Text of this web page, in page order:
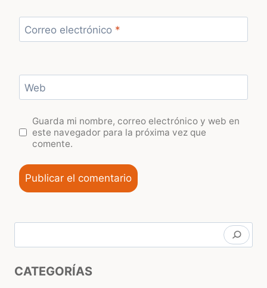
Correo electrónico *
Web
Guarda mi nombre, correo electrónico y web en
este navegador para la próxima vez que
comente.
CATEGORÍAS